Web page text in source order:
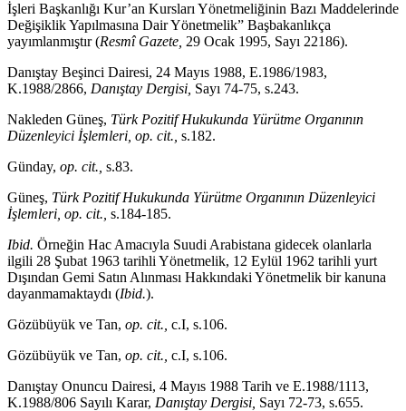
İşleri Başkanlığı Kur’an Kursları Yönetmeliğinin Bazı Maddelerinde
Değişiklik Yapılmasına Dair Yönetmelik” Başbakanlıkça
yayımlanmıştır (Resmî Gazete, 29 Ocak 1995, Sayı 22186).
Danıştay Beşinci Dairesi, 24 Mayıs 1988, E.1986/1983,
K.1988/2866, Danıştay Dergisi, Sayı 74-75, s.243.
Nakleden Güneş, Türk Pozitif Hukukunda Yürütme Organının
Düzenleyici İşlemleri, op. cit., s.182.
Günday, op. cit., s.83.
Güneş, Türk Pozitif Hukukunda Yürütme Organının Düzenleyici
İşlemleri, op. cit., s.184-185.
Ibid. Örneğin Hac Amacıyla Suudi Arabistana gidecek olanlarla
ilgili 28 Şubat 1963 tarihli Yönetmelik, 12 Eylül 1962 tarihli yurt
Dışından Gemi Satın Alınması Hakkındaki Yönetmelik bir kanuna
dayanmamaktaydı (Ibid.).
Gözübüyük ve Tan, op. cit., c.I, s.106.
Gözübüyük ve Tan, op. cit., c.I, s.106.
Danıştay Onuncu Dairesi, 4 Mayıs 1988 Tarih ve E.1988/1113,
K.1988/806 Sayılı Karar, Danıştay Dergisi, Sayı 72-73, s.655.